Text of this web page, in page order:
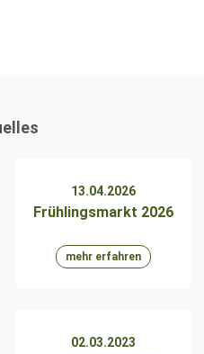
13.04.2026
Frühlingsmarkt 2026
mehr erfahren
02.03.2023